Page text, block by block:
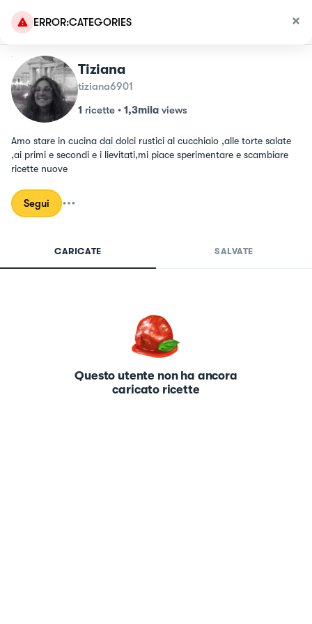
ERROR:CATEGORIES
Tiziana
tiziana6901
1 ricette • 1,3mila views
Amo stare in cucina dai dolci rustici al cucchiaio ,alle torte salate
,ai primi e secondi e i lievitati,mi piace sperimentare e scambiare
ricette nuove
Segui
CARICATE SALVATE
Questo utente non ha ancora
caricato ricette